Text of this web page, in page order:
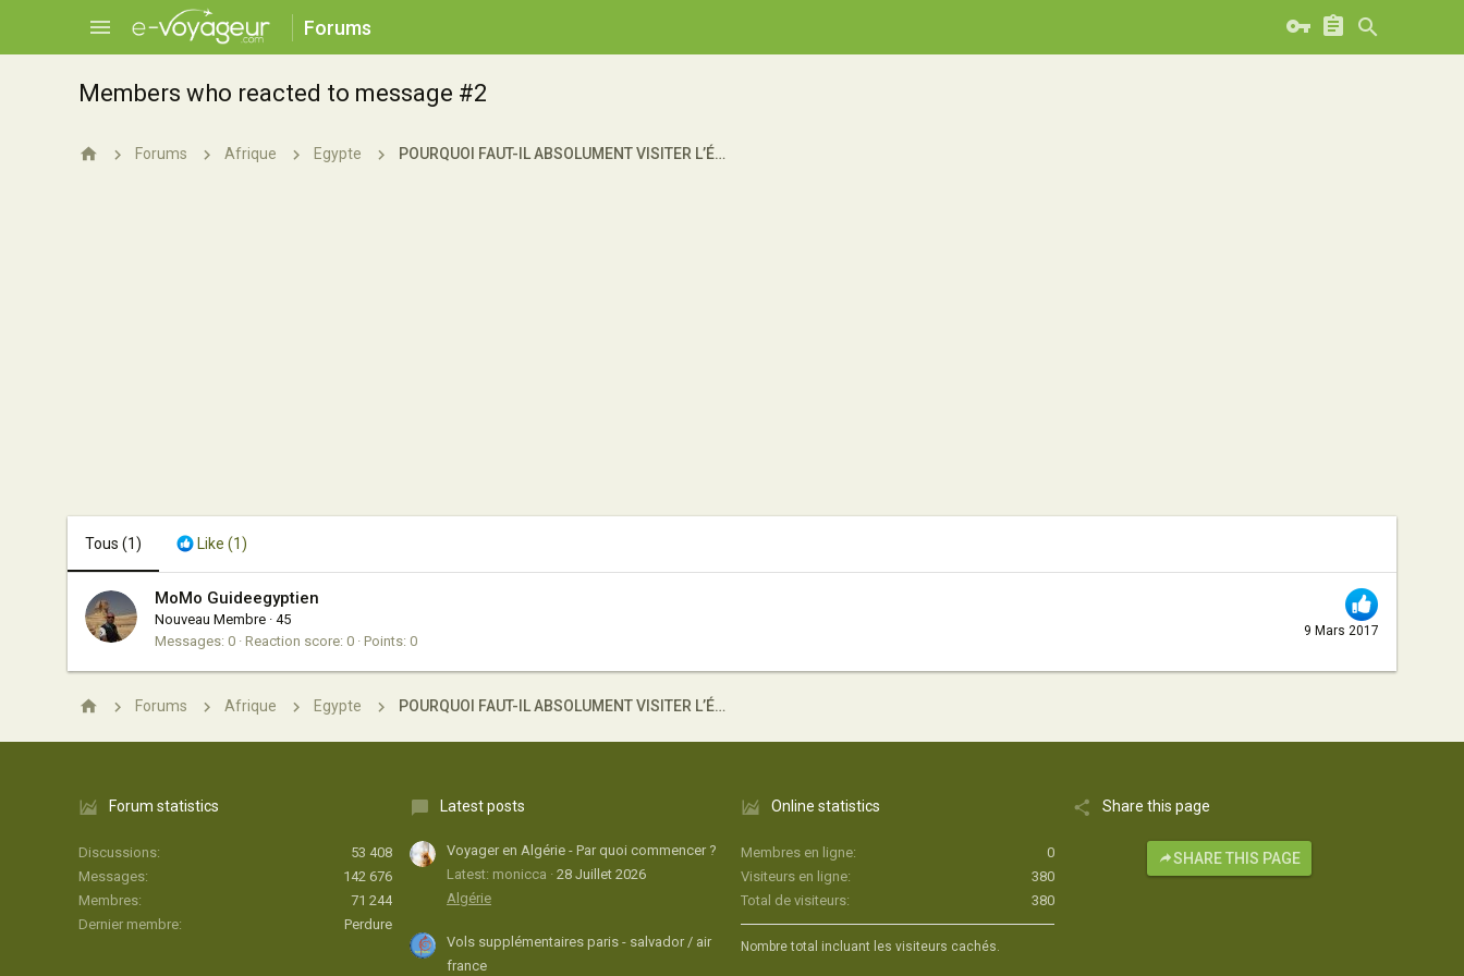
Forums
Members who reacted to message #2
Forums Afrique Egypte POURQUOI FAUT-IL ABSOLUMENT VISITER L’ÉGYPTE ?
Tous (1) Like (1)
9 Mars 2017
MoMo Guideegyptien
Nouveau Membre · 45
Messages 0 Reaction score 0 Points 0
Forums Afrique Egypte POURQUOI FAUT-IL ABSOLUMENT VISITER L’ÉGYPTE ?
Forum statistics
Discussions
53 408
Messages
142 676
Membres
71 244
Dernier membre
Perdure
Latest posts
Voyager en Algérie - Par quoi commencer ?
Latest: monicca
28 Juillet 2026
Algérie
Vols supplémentaires paris - salvador / air
france
Online statistics
Membres en ligne
0
Visiteurs en ligne
380
Total de visiteurs
380
Nombre total incluant les visiteurs cachés.
Share this page
SHARE THIS PAGE